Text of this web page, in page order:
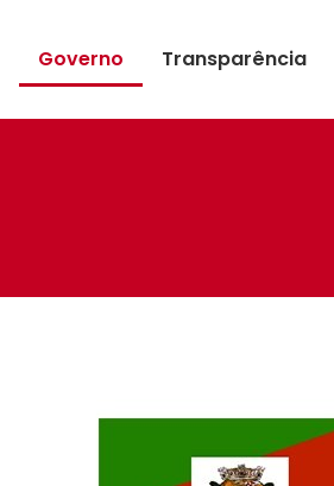
Governo Transparência